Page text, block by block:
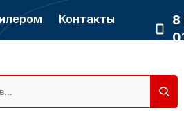
Контакты
8